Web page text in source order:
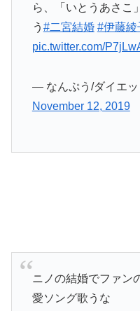
ら、「いとうあさこ
う #二宮結婚 #伊藤綾
pic.twitter.com/
— なんぷう/ダイエ
November 12, 2019
ニノの結婚でファン
愛ソング歌うな